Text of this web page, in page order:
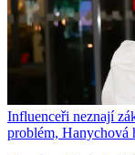
Influenceři neznají
problém, Hanychová